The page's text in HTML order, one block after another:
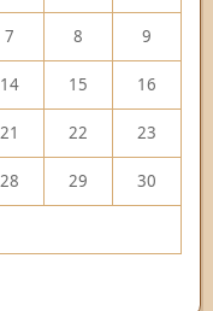
7 8 9
14 15 16
21 22 23
28 29 30